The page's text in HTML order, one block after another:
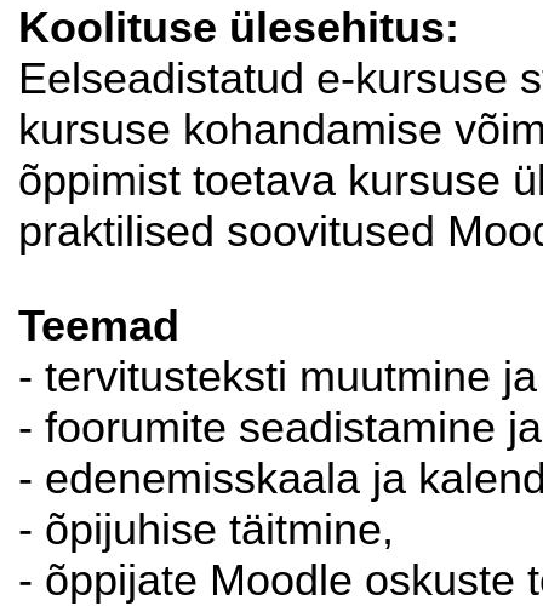
Koolituse ülesehitus:
Eelseadistatud e-kursuse
kursuse kohandamise
õppimist toetava kursuse
praktilised soovitused
Teemad
- tervitusteksti muutmine
- foorumite seadistamine
- edenemisskaala ja
- õpijuhise täitmine,
- õppijate Moodle oskuste